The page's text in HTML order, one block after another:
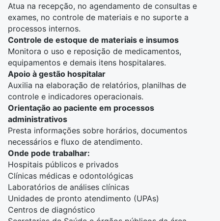
Atua na recepção, no agendamento de consultas e
exames, no controle de materiais e no suporte a
processos internos.
Controle de estoque de materiais e insumos
Monitora o uso e reposição de medicamentos,
equipamentos e demais itens hospitalares.
Apoio à gestão hospitalar
Auxilia na elaboração de relatórios, planilhas de
controle e indicadores operacionais.
Orientação ao paciente em processos
administrativos
Presta informações sobre horários, documentos
necessários e fluxo de atendimento.
Onde pode trabalhar:
Hospitais públicos e privados
Clínicas médicas e odontológicas
Laboratórios de análises clínicas
Unidades de pronto atendimento (UPAs)
Centros de diagnóstico